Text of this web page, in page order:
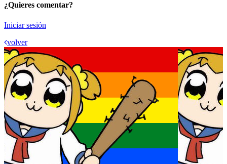
¿Quieres comentar?
Iniciar sesión
volver